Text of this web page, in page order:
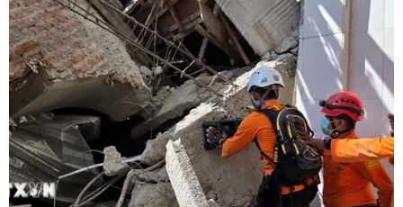
Tuyển Thái Lan liệu có thể tạo nên bất ngờ trước Uzbekistan?
(Ảnh: Hoàng Linh/TTXVN)
Vòng 1/8 Asian Cup 2023 sẽ tiếp tục guồng quay
với hai trận cầu đáng chú ý. Thái Lan đối đầu
Uzbekistan và Saudi Arabia "đại chiến" Hàn
Quốc.
Sau khi Indonesia nhận thảm bại, Đội tuyển